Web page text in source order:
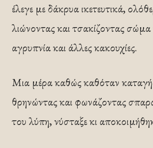
έλεγε με δάκρυα ικετευτικά,
λιώνοντας και τσακίζοντας σώμα
αγρυπνία και άλλες κακουχίες.
Μια μέρα καθώς καθόταν
θρηνώντας και φωνάζοντας
του λύπη, νύσταξε κι